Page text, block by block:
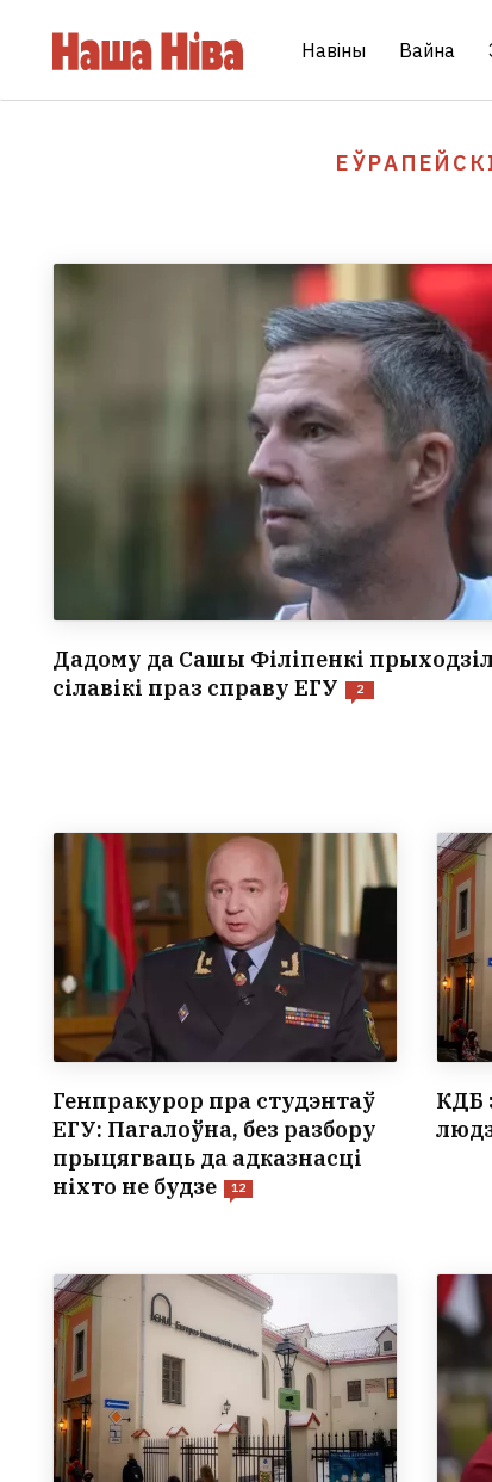
Навіны Вайна
Дадому да Сашы Філіпенкі
сілавікі праз справу ЕГУ
2
Генпракурор пра студэнтаў
ЕГУ: Пагалоўна, без разбору
прыцягваць да адказнасці
ніхто не будзе
12
КДБ